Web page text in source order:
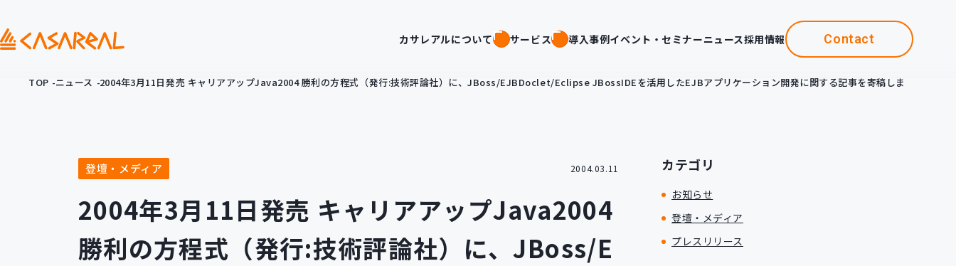
カサレアルについて サービス 導入事例イベント・セミナーニュース採用情報 Contact
TOP ニュース 2004年3月11日発売 キャリアアップJava2004 勝利の方程式（発行:技術評論社）に、JBoss/EJBDoclet/Eclipse JBossIDEを活用したEJBアプリケーション開発に関する記事を寄稿しました。執
登壇・メディア 2004.03.11
2004年3月11日発売 キャリアアップJava2004
勝利の方程式（発行:技術評論社）に、JBoss/E
カテゴリ
お知らせ
登壇・メディア
プレスリリース